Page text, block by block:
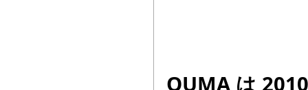
QUMA は